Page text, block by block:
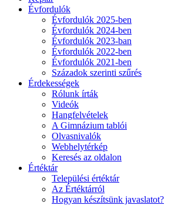
Évfordulók
Évfordulók 2025-ben
Évfordulók 2024-ben
Évfordulók 2023-ban
Évfordulók 2022-ben
Évfordulók 2021-ben
Századok szerinti szűrés
Érdekességek
Rólunk írták
Videók
Hangfelvételek
A Gimnázium tablói
Olvasnivalók
Webhelytérkép
Keresés az oldalon
Értéktár
Települési értéktár
Az Értéktárról
Hogyan készítsünk javaslatot?